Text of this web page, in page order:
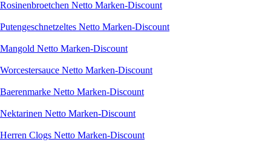
Rosinenbroetchen Netto Marken-Discount
Putengeschnetzeltes Netto Marken-Discount
Mangold Netto Marken-Discount
Worcestersauce Netto Marken-Discount
Baerenmarke Netto Marken-Discount
Nektarinen Netto Marken-Discount
Herren Clogs Netto Marken-Discount